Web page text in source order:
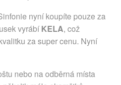
nyní koupíte pouze za
vyrábíKELA, což
za super cenu. Nyní
nebo na odběrná místa